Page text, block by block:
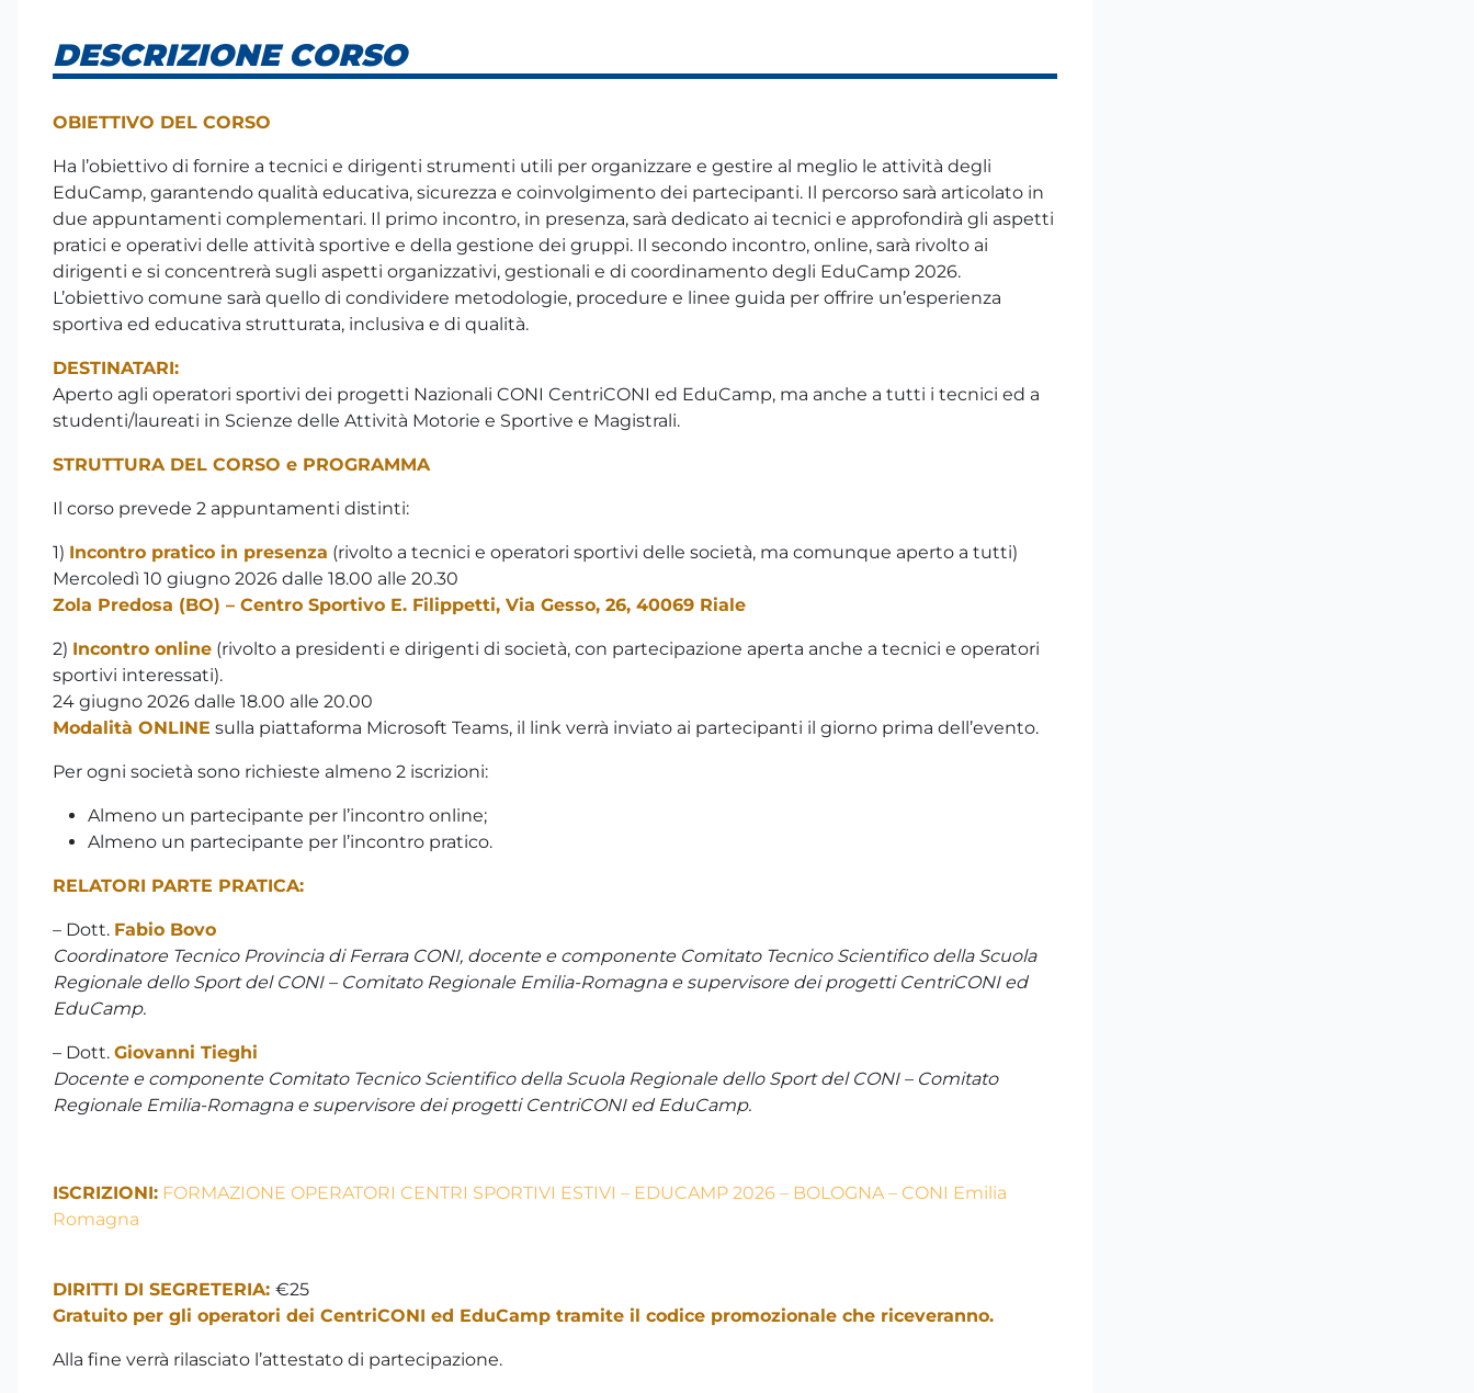
DESCRIZIONE CORSO
OBIETTIVO DEL CORSO
Ha l’obiettivo di fornire a tecnici e dirigenti strumenti utili per organizzare e gestire al meglio le attività degli
EduCamp, garantendo qualità educativa, sicurezza e coinvolgimento dei partecipanti. Il percorso sarà articolato in
due appuntamenti complementari. Il primo incontro, in presenza, sarà dedicato ai tecnici e approfondirà gli aspetti
pratici e operativi delle attività sportive e della gestione dei gruppi. Il secondo incontro, online, sarà rivolto ai
dirigenti e si concentrerà sugli aspetti organizzativi, gestionali e di coordinamento degli EduCamp 2026.
L’obiettivo comune sarà quello di condividere metodologie, procedure e linee guida per offrire un’esperienza
sportiva ed educativa strutturata, inclusiva e di qualità.
DESTINATARI:
Aperto agli operatori sportivi dei progetti Nazionali CONI CentriCONI ed EduCamp, ma anche a tutti i tecnici ed a
studenti/laureati in Scienze delle Attività Motorie e Sportive e Magistrali.
STRUTTURA DEL CORSO e PROGRAMMA
Il corso prevede 2 appuntamenti distinti:
1) Incontro pratico in presenza (rivolto a tecnici e operatori sportivi delle società, ma comunque aperto a tutti)
Mercoledì 10 giugno 2026 dalle 18.00 alle 20.30
Zola Predosa (BO) – Centro Sportivo E. Filippetti, Via Gesso, 26, 40069 Riale
2) Incontro online (rivolto a presidenti e dirigenti di società, con partecipazione aperta anche a tecnici e operatori
sportivi interessati).
24 giugno 2026 dalle 18.00 alle 20.00
Modalità ONLINE sulla piattaforma Microsoft Teams, il link verrà inviato ai partecipanti il giorno prima dell’evento.
Per ogni società sono richieste almeno 2 iscrizioni:
Almeno un partecipante per l’incontro online;
Almeno un partecipante per l’incontro pratico.
RELATORI PARTE PRATICA:
– Dott. Fabio Bovo
Coordinatore Tecnico Provincia di Ferrara CONI, docente e componente Comitato Tecnico Scientifico della Scuola
Regionale dello Sport del CONI – Comitato Regionale Emilia-Romagna e supervisore dei progetti CentriCONI ed
EduCamp.
– Dott. Giovanni Tieghi
Docente e componente Comitato Tecnico Scientifico della Scuola Regionale dello Sport del CONI – Comitato
Regionale Emilia-Romagna e supervisore dei progetti CentriCONI ed EduCamp.
ISCRIZIONI: FORMAZIONE OPERATORI CENTRI SPORTIVI ESTIVI – EDUCAMP 2026 – BOLOGNA – CONI Emilia
Romagna
DIRITTI DI SEGRETERIA: €25
Gratuito per gli operatori dei CentriCONI ed EduCamp tramite il codice promozionale che riceveranno.
Alla fine verrà rilasciato l’attestato di partecipazione.